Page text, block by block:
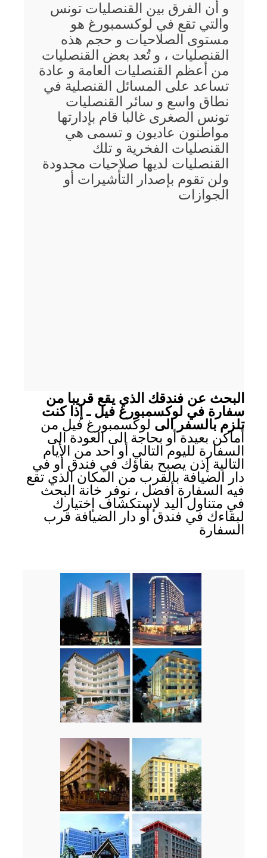
و أن الفرق بين القنصليات تونس
والتي تقع في لوكسمبورغ هو
مستوى الصلاحيات و حجم هذه
القنصليات ، و تُعد بعض القنصليات
من أعظم القنصليات العامة و عادة
تساعد على المسائل القنصلية في
نطاق واسع و سائر القنصليات
تونس الصغرى غالبا قام بإدارتها
مواطنون عاديون و تسمى هي
القنصليات الفخرية و تلك
القنصليات لديها صلاحيات محدودة
ولن تقوم بإصدار التأشيرات أو
الجوازات
البحث عن فندقك الذي يقع قريبا من
سفارة في لوكسمبورغ فيل ـ إذا كنت
تلزم بالسفر الى لوكسمبورغ فيل من
أماكن بعيدة أو بحاجة الى العودة الى
السفارة لليوم التالي أو احد من الأيام
التالية إذن يصبح بقاؤك في فندق أو في
دار الضيافة بالقرب من المكان الذي تقع
فيه السفارة أفضل ، نوفر خانة البحث
في متناول اليد لإستكشاف إختيارك
لبقاءك في فندق أو دار الضيافة قرب
السفارة